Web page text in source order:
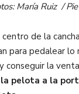
María Ruiz /
de la
para pedalear lo
conseguir la
pelota a la